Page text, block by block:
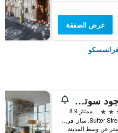
عرض الصفقة
نيبورجود سوتر مانشن
ممتاز 8.9
1409 Sutter Street, سان فرانسسكو, CA, الولايات المتحدة الأميريكية